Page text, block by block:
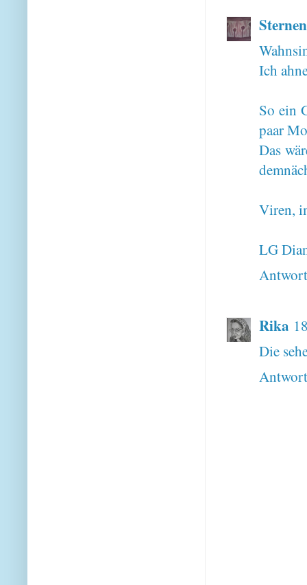
Ich
So ein
paar
Das
Viren,
LG
Rika
Die